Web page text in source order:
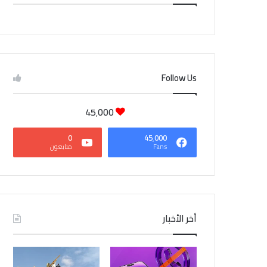
Follow Us
45٬000
45٬000
Fans
0
متابعون
أخر الأخبار